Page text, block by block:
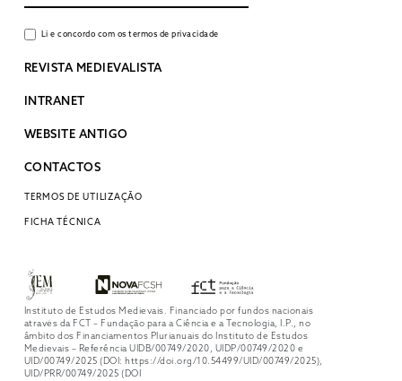
Li e concordo com os termos de privacidade
REVISTA MEDIEVALISTA
INTRANET
WEBSITE ANTIGO
CONTACTOS
TERMOS DE UTILIZAÇÃO
FICHA TÉCNICA
Instituto de Estudos Medievais. Financiado por fundos nacionais
através da FCT – Fundação para a Ciência e a Tecnologia, I.P., no
âmbito dos Financiamentos Plurianuais do Instituto de Estudos
Medievais – Referência UIDB/00749/2020, UIDP/00749/2020 e
UID/00749/2025 (DOI: https://doi.org/10.54499/UID/00749/2025),
UID/PRR/00749/2025 (DOI